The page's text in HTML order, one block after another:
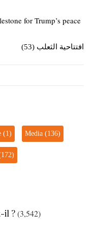
for Trump’s peace
افتتاحية الثعلب (53)
(1) Media (136)
il ?(3,542)